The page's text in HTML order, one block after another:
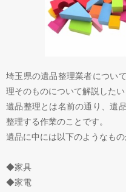
埼玉県の遺品整理業者につい
理そのものについて解説したい
遺品整理とは名前の通り、遺
整理する作業のことです。
遺品に中には以下のようなもの
◆家具
◆家電